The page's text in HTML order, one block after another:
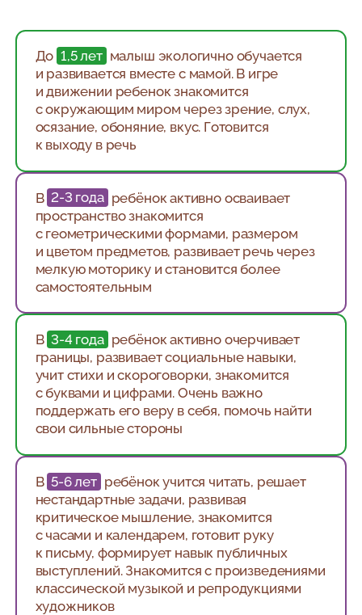
До 1,5 лет малыш экологично обучается
и развивается вместе с мамой. В игре
и движении ребенок знакомится
с окружающим миром через зрение, слух,
осязание, обоняние, вкус. Готовится
к выходу в речь
В 2-3 года ребёнок активно осваивает
пространство знакомится
с геометрическими формами, размером
и цветом предметов, развивает речь через
мелкую моторику и становится более
самостоятельным
В 3-4 года ребёнок активно очерчивает
границы, развивает социальные навыки,
учит стихи и скороговорки, знакомится
с буквами и цифрами. Очень важно
поддержать его веру в себя, помочь найти
свои сильные стороны
В 5-6 лет ребёнок учится читать, решает
нестандартные задачи, развивая
критическое мышление, знакомится
с часами и календарем, готовит руку
к письму, формирует навык публичных
выступлений. Знакомится с произведениями
классической музыкой и репродукциями
художников